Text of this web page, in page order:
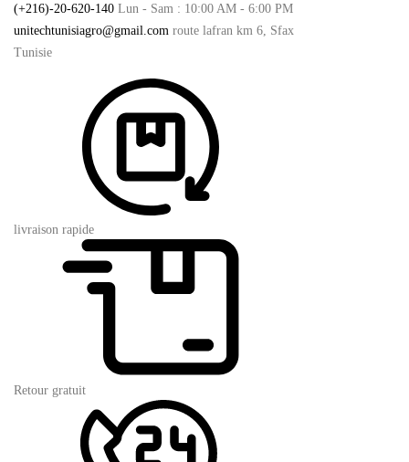
(+216)-20-620-140 Lun - Sam : 10:00 AM - 6:00 PM
unitechtunisiagro@gmail.com route lafran km 6, Sfax
Tunisie
livraison rapide
Retour gratuit